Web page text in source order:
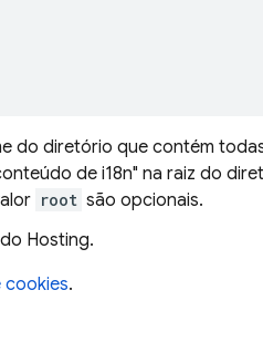
do diretório que contém
de i18n" na raiz do
root são opcionais.
Hosting.
.